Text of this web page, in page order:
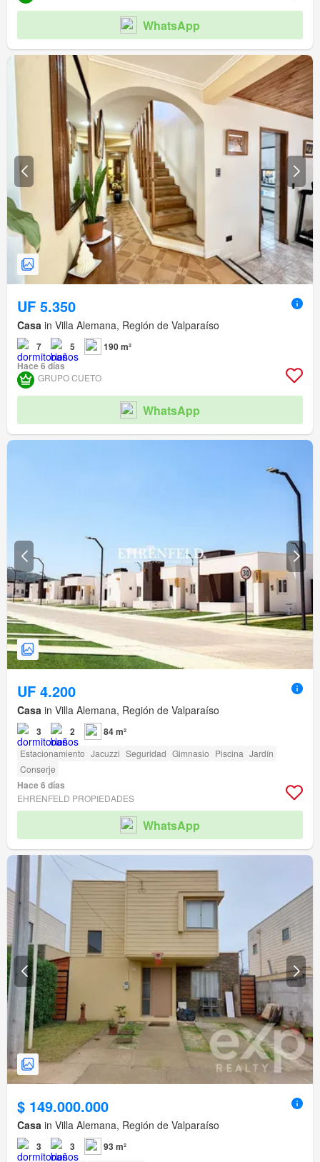
WhatsApp
UF 5.350
Casa in Villa Alemana, Región de Valparaíso
7 5
190 m²
Hace 6 días
GRUPO CUETO
WhatsApp
UF 4.200
Casa in Villa Alemana, Región de Valparaíso
3 2 84 m²
Estacionamiento Jacuzzi Seguridad Gimnasio Piscina Jardín
Conserje
Hace 6 días
EHRENFELD PROPIEDADES
WhatsApp
$ 149.000.000
Casa in Villa Alemana, Región de Valparaíso
3 3 93 m²